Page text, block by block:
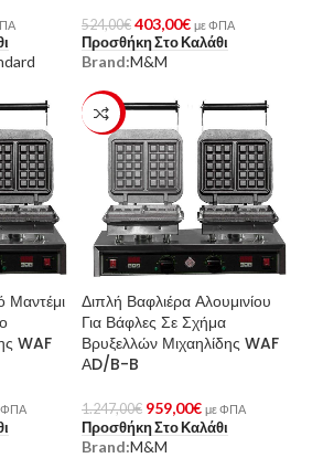
524,00€ 403,00€ με ΦΠΑ
Προσθήκη Στο Καλάθι
Brand:M&M
Μαντέμι
WAF
ΦΠΑ
-23%
Διπλή Βαφλιέρα Αλουμινίου
Για Βάφλες Σε Σχήμα
Βρυξελλών Μιχαηλίδης WAF
ΑD/B-B
1.247,00€ 959,00€ με ΦΠΑ
Προσθήκη Στο Καλάθι
Brand:M&M